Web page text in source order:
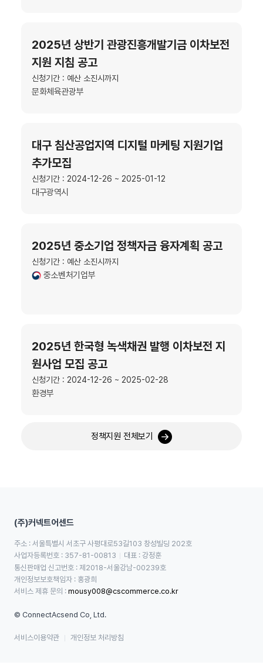
2025년 상반기 관광진흥개발기금 이차보전
지원 지침 공고
신청기간 : 예산 소진시까지
문화체육관광부
대구 침산공업지역 디지털 마케팅 지원기업
추가모집
신청기간 : 2024-12-26 ~ 2025-01-12
대구광역시
2025년 중소기업 정책자금 융자계획 공고
신청기간 : 예산 소진시까지
중소벤처기업부
2025년 한국형 녹색채권 발행 이차보전 지
원사업 모집 공고
신청기간 : 2024-12-26 ~ 2025-02-28
환경부
정책지원 전체보기
(주)커넥트어센드
주소 : 서울특별시 서초구 사평대로53길103 창성빌딩 202호
사업자등록번호 : 357-81-00813
대표 : 강정훈
통신판매업 신고번호 : 제2018-서울강남-00239호
개인정보보호책임자 : 홍광희
서비스 제휴 문의 : mousy008@cscommerce.co.kr
© ConnectAcsend Co, Ltd.
서비스이용약관 개인정보 처리방침